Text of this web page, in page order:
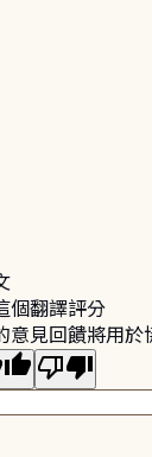
個翻譯評分
意見回饋將用